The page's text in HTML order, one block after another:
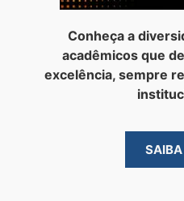
Conheça a
acadêmicos que
excelência, sempre